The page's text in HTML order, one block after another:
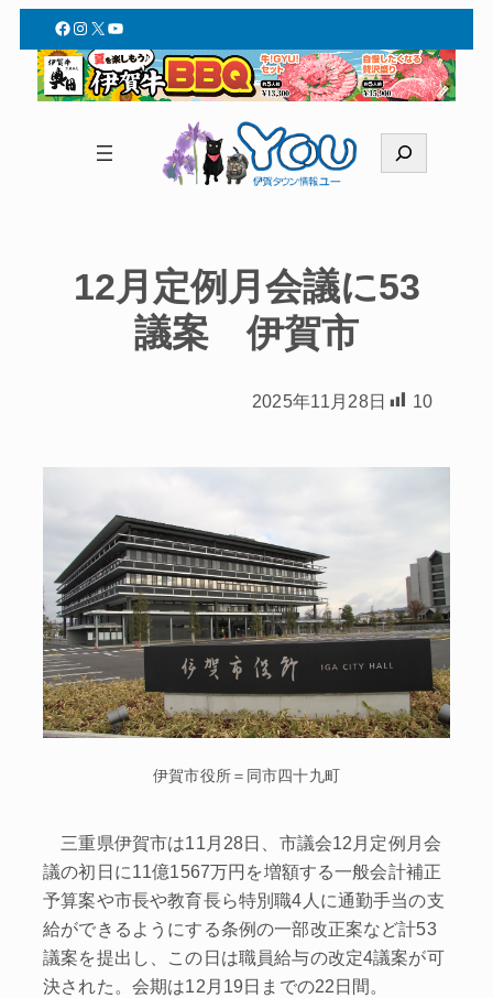
Facebook
Instagram
X YouTube
索
12月定例月会議に53
議案 伊賀市
2025年11月28日 10
伊賀市役所＝同市四十九町
三重県伊賀市は11月28日、市議会12月定例月会
議の初日に11億1567万円を増額する一般会計補正
予算案や市長や教育長ら特別職4人に通勤手当の支
給ができるようにする条例の一部改正案など計53
議案を提出し、この日は職員給与の改定4議案が可
決された。会期は12月19日までの22日間。